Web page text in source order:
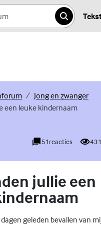
Zoeken
(Externe link)
Jong en zwanger
een leuke kindernaam
51reacties
jullie een
geleden bevallen van